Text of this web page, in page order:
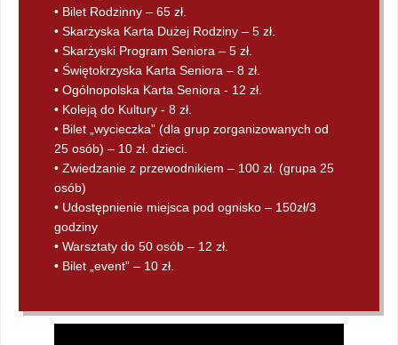
• Bilet Rodzinny – 65 zł.
• Skarżyska Karta Dużej Rodziny – 5 zł.
• Skarżyski Program Seniora – 5 zł.
• Świętokrzyska Karta Seniora – 8 zł.
• Ogólnopolska Karta Seniora - 12 zł.
• Koleją do Kultury - 8 zł.
• Bilet „wycieczka” (dla grup zorganizowanych od
25 osób) – 10 zł. dzieci.
• Zwiedzanie z przewodnikiem – 100 zł. (grupa 25
osób)
• Udostępnienie miejsca pod ognisko – 150zł/3
godziny
• Warsztaty do 50 osób – 12 zł.
• Bilet „event” – 10 zł.